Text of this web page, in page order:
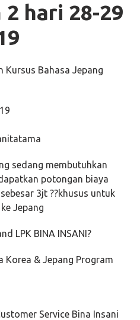
2 hari 28-29
sedang membutuhkan
potongan biaya
3jt ??khusus untuk
Jepang
LPK BINA INSANI?
Korea & Jepang Program
Service Bina Insani